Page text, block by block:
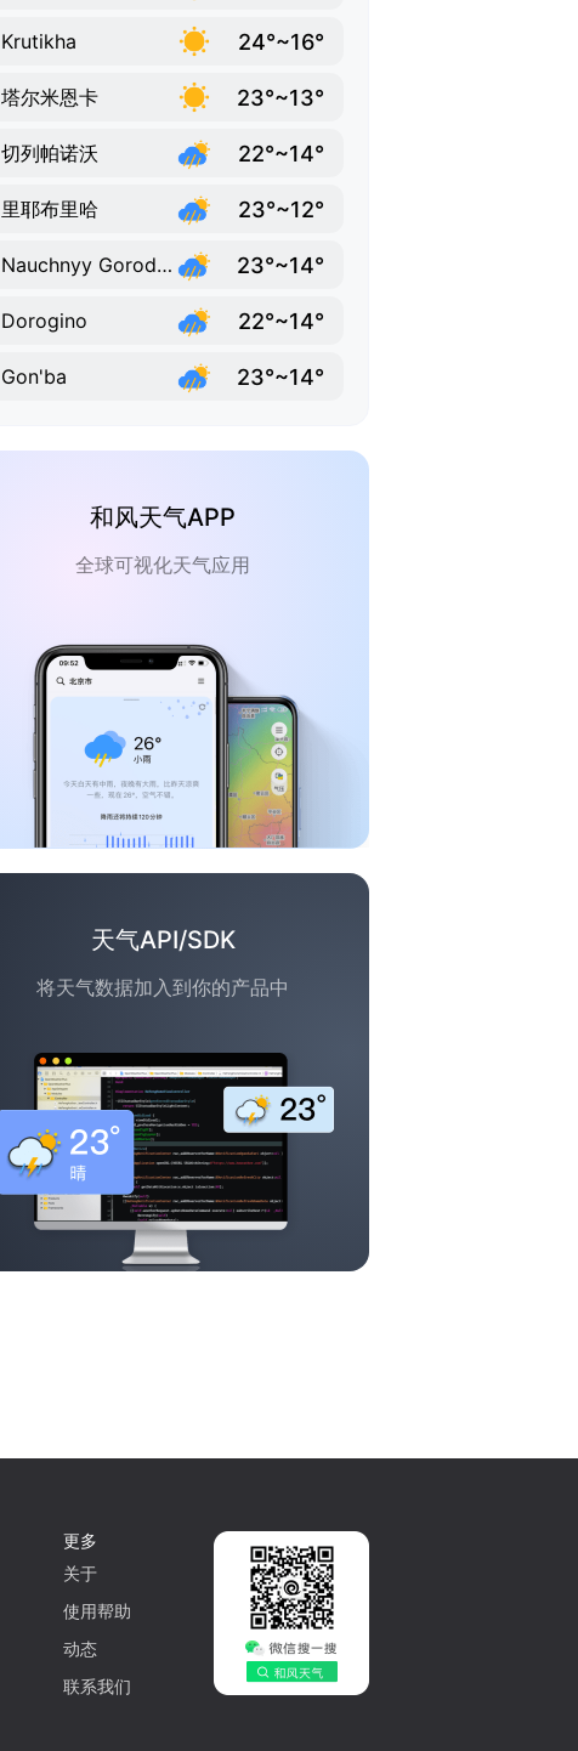
Krutikha 24°~16°
塔尔米恩卡 23°~13°
切列帕诺沃 22°~14°
里耶布里哈 23°~12°
Nauchnyy Gorodok 23°~14°
Dorogino 22°~14°
Gon'ba 23°~14°
和风天气APP
全球可视化天气应用
天气API/SDK
将天气数据加入到你的产品中
更多
关于
使用帮助
动态
联系我们